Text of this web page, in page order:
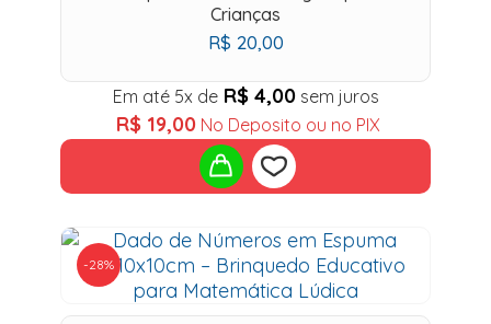
Crianças
R$ 20,00
Em até 5x de R$ 4,00 sem juros
R$ 19,00 No Deposito ou no PIX
Add
to
-28%